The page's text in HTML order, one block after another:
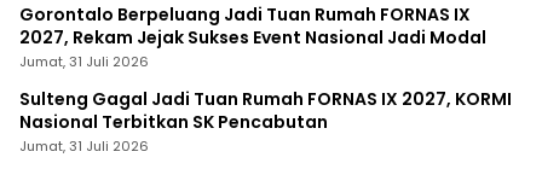
Gorontalo Berpeluang Jadi Tuan Rumah FORNAS IX
2027, Rekam Jejak Sukses Event Nasional Jadi Modal
Jumat, 31 Juli 2026
Sulteng Gagal Jadi Tuan Rumah FORNAS IX 2027, KORMI
Nasional Terbitkan SK Pencabutan
Jumat, 31 Juli 2026